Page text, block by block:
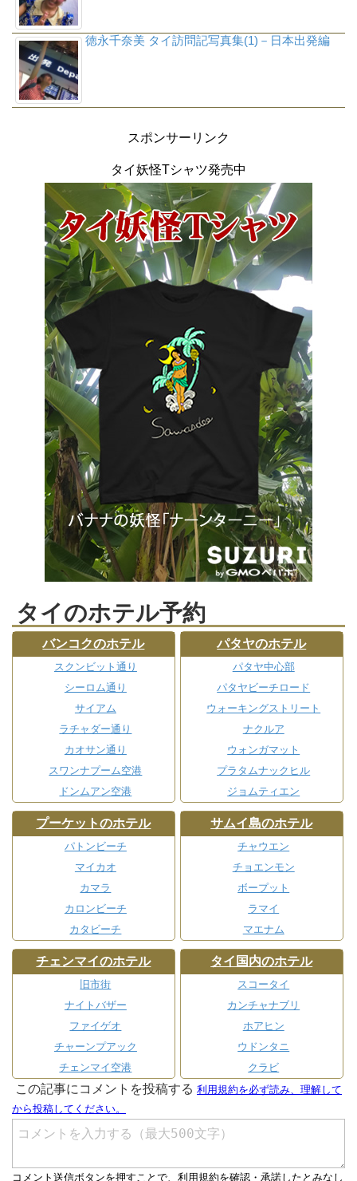
徳永千奈美 タイ訪問記写真集(1)－日本出発編
スポンサーリンク
タイ妖怪Tシャツ発売中
タイのホテル予約
バンコクのホテル
スクンビット通り
シーロム通り
サイアム
ラチャダー通り
カオサン通り
スワンナプーム空港
ドンムアン空港
パタヤのホテル
パタヤ中心部
パタヤビーチロード
ウォーキングストリート
ナクルア
ウォンガマット
プラタムナックヒル
ジョムティエン
プーケットのホテル
パトンビーチ
マイカオ
カマラ
カロンビーチ
カタビーチ
サムイ島のホテル
チャウエン
チョエンモン
ボープット
ラマイ
マエナム
チェンマイのホテル
旧市街
ナイトバザー
ファイゲオ
チャーンプアック
チェンマイ空港
タイ国内のホテル
スコータイ
カンチャナブリ
ホアヒン
ウドンタニ
クラビ